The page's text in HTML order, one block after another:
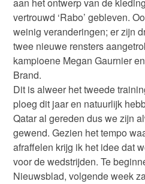
aan het ontwerp van de
vertrouwd ‘Rabo’ gebleven.
weinig veranderingen; er zijn
twee nieuwe rensters
kampioene Megan Gaurnier
Brand.
Dit is alweer het tweede
ploeg dit jaar en natuurlijk
Qatar al gereden dus we zijn
gewend. Gezien het tempo
afraffelen krijg ik het idee dat
voor de wedstrijden. Te
Nieuwsblad, volgende week